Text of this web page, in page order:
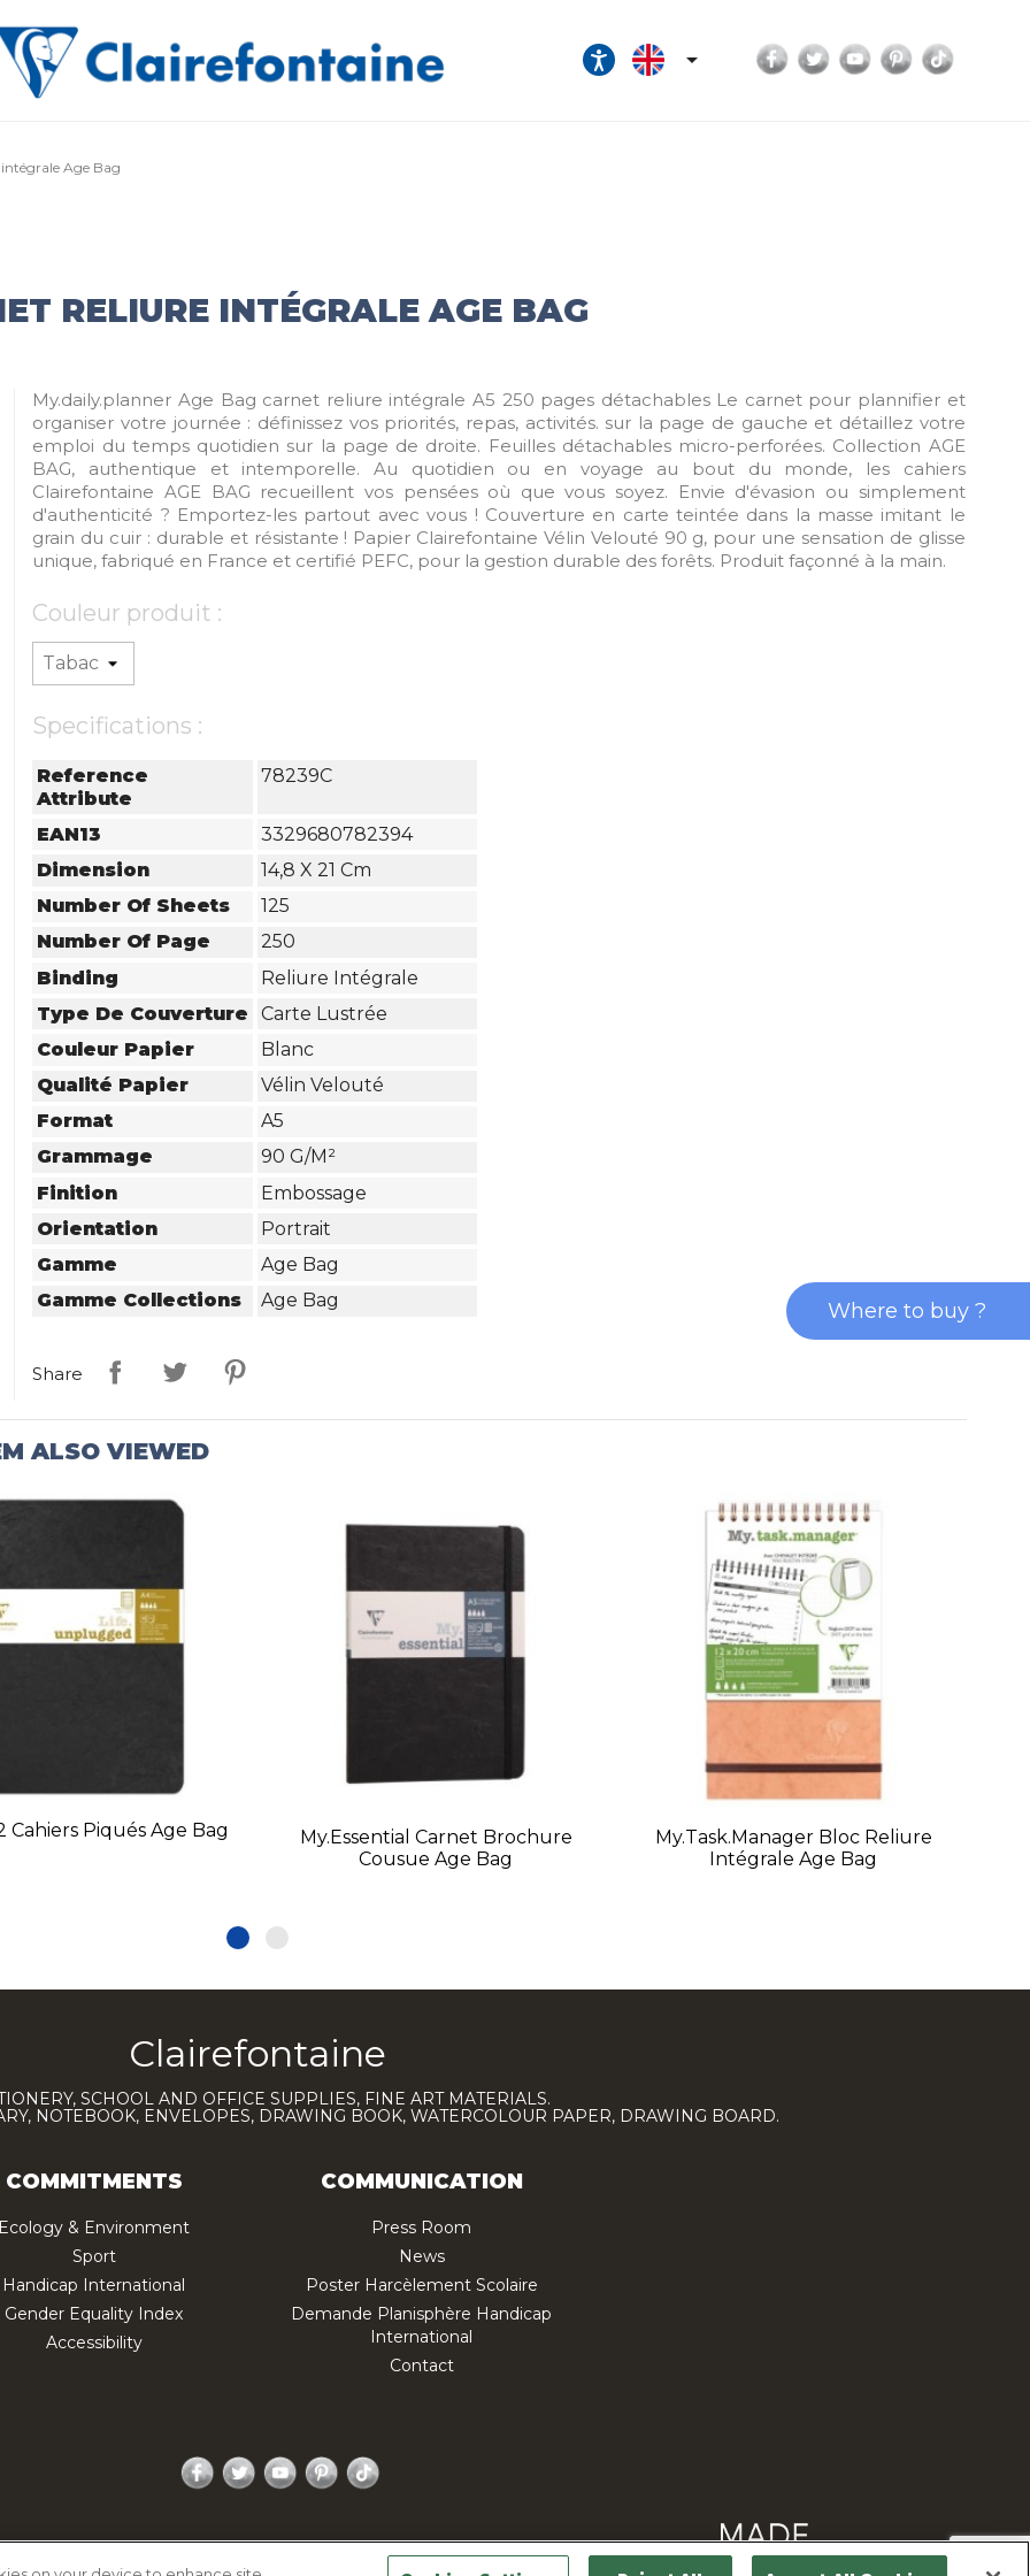
 Facebook
TwitterYouTubePinterest
Age Bag
RELIURE INTÉGRALE AGE BAG
My.daily.planner Age Bag carnet reliure intégrale A5 250 pages détachables Le carnet pour plannifier et
organiser votre journée : définissez vos priorités, repas, activités. sur la page de gauche et détaillez votre
emploi du temps quotidien sur la page de droite. Feuilles détachables micro-perforées. Collection AGE
BAG, authentique et intemporelle. Au quotidien ou en voyage au bout du monde, les cahiers
Clairefontaine AGE BAG recueillent vos pensées où que vous soyez. Envie d'évasion ou simplement
d'authenticité ? Emportez-les partout avec vous ! Couverture en carte teintée dans la masse imitant le
grain du cuir : durable et résistante ! Papier Clairefontaine Vélin Velouté 90 g, pour une sensation de glisse
unique, fabriqué en France et certifié PEFC, pour la gestion durable des forêts. Produit façonné à la main.
Couleur produit :
Specifications :
Reference
Attribute
78239C
EAN13
3329680782394
Dimension
14,8 X 21 Cm
Number Of Sheets
125
Number Of Page
250
Binding
Reliure Intégrale
Type De Couverture
Carte Lustrée
Couleur Papier
Blanc
Qualité Papier
Vélin Velouté
Format
A5
Grammage
90 G/m²
Finition
Embossage
Orientation
Portrait
Gamme
Age Bag
Gamme Collections
Age Bag
Share
ALSO VIEWED
Cahiers Piqués Age Bag
My.Essential Carnet Brochure
Cousue Age Bag
My.task.manager Bloc Reliure
Intégrale Age Bag
Clairefontaine
SCHOOL AND OFFICE SUPPLIES, FINE ART MATERIALS.
NOTEBOOK, ENVELOPES, DRAWING BOOK, WATERCOLOUR PAPER, DRAWING BOARD.
COMMITMENTS
& Environment
Sport
Handicap International
Gender Equality Index
Accessibility
COMMUNICATION
Press Room
News
Poster Harcèlement Scolaire
Demande Planisphère Handicap
International
Contact
Facebook
TwitterYouTubePinterest
Contactez-nous
Where to buy ?